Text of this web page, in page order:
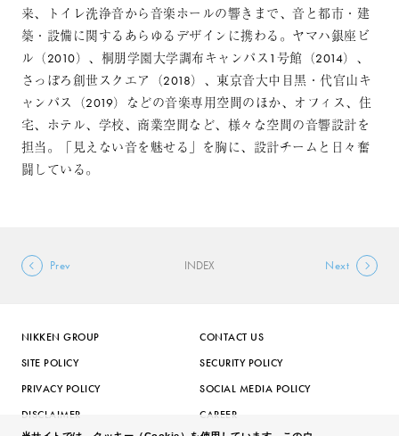
来、トイレ洗浄音から音楽ホールの響きまで、音と都市・建
築・設備に関するあらゆるデザインに携わる。ヤマハ銀座ビ
ル（2010）、桐朋学園大学調布キャンパス1号館（2014）、
さっぽろ創世スクエア（2018）、東京音大中目黒・代官山キ
ャンパス（2019）などの音楽専用空間のほか、オフィス、住
宅、ホテル、学校、商業空間など、様々な空間の音響設計を
担当。「見えない音を魅せる」を胸に、設計チームと日々奮
闘している。
Prev INDEX Next
NIKKEN GROUP
CONTACT US
SITE POLICY
SECURITY POLICY
PRIVACY POLICY
SOCIAL MEDIA POLICY
DISCLAIMER
CAREER